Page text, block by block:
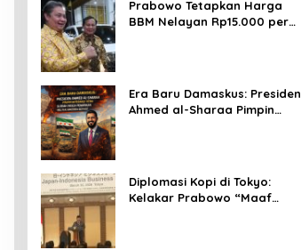
Prabowo Tetapkan Harga
BBM Nelayan Rp15.000 per
Era Baru Damaskus: Presiden
Ahmed al-Sharaa Pimpin
Diplomasi Kopi di Tokyo:
Kelakar Prabowo “Maaf